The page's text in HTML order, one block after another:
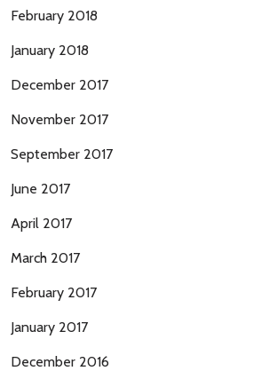
February 2018
January 2018
December 2017
November 2017
September 2017
June 2017
April 2017
March 2017
February 2017
January 2017
December 2016